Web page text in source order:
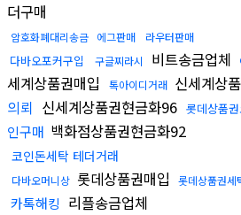
더구매
암호화폐대리송금 에그판매 라우터판매
다바오포커구입 구글찌라시 비트송금업체
세계상품권매입
톡아이디거래 신세계상
의뢰 신세계상품권현금화96 롯데상품
인구매 백화점상품권현금화92
코인돈세탁 테더거래
다바오머니상 롯데상품권매입 롯데상품권세
카톡해킹 리플송금업체